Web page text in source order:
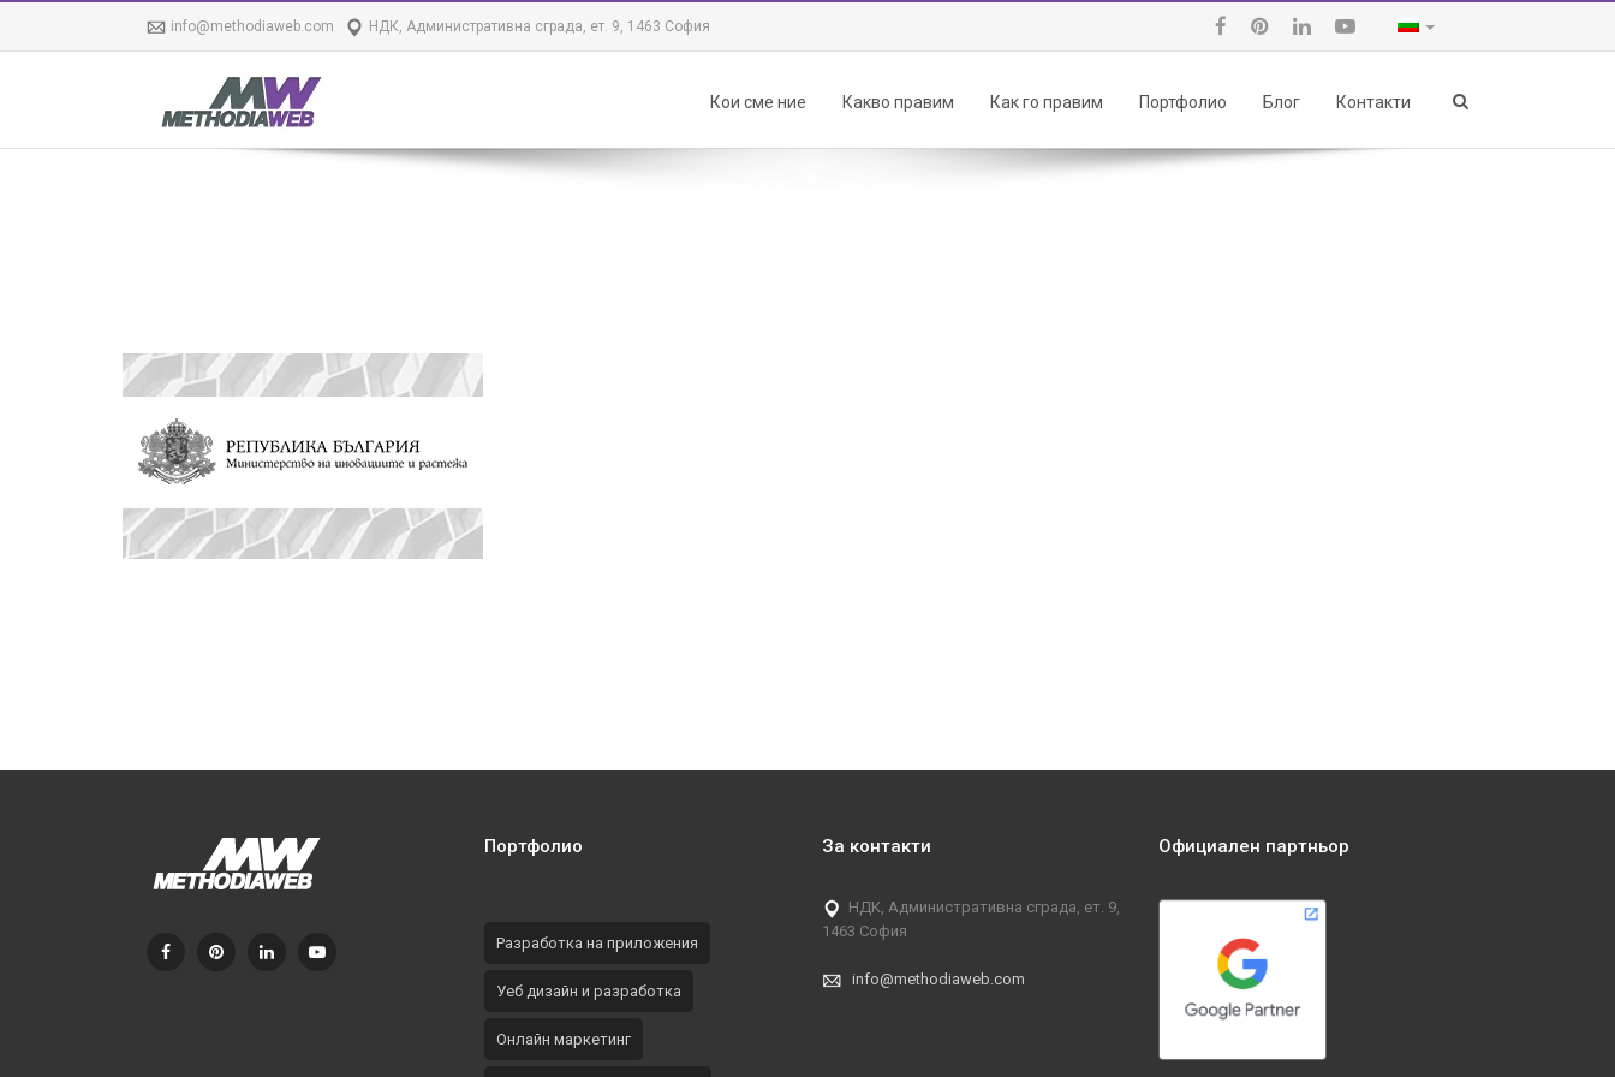
info@methodiaweb.com НДК, Административна сграда, ет. 9, 1463 София
Кои сме ние Какво правим Как го правим Портфолио Блог Контакти
Портфолио
Разработка на приложения
Уеб дизайн и разработка
Онлайн маркетинг
За контакти
НДК, Административна сграда, ет. 9,
1463 София
info@methodiaweb.com
Официален партньор